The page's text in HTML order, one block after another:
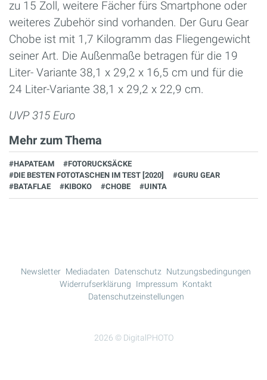
zu 15 Zoll, weitere Fächer fürs Smartphone oder
weiteres Zubehör sind vorhanden. Der Guru Gear
Chobe ist mit 1,7 Kilogramm das Fliegengewicht
seiner Art. Die Außenmaße betragen für die 19
Liter- Variante 38,1 x 29,2 x 16,5 cm und für die
24 Liter-Variante 38,1 x 29,2 x 22,9 cm.
UVP 315 Euro
Mehr zum Thema
#HAPATEAM
#FOTORUCKSÄCKE
#DIE BESTEN FOTOTASCHEN IM TEST [2020]
#GURU GEAR
#BATAFLAE
#KIBOKO #CHOBE #UINTA
2026 © DigitalPHOTO
Newsletter Mediadaten Datenschutz
Nutzungsbedingungen
Widerrufserklärung
Impressum Kontakt
Datenschutzeinstellungen